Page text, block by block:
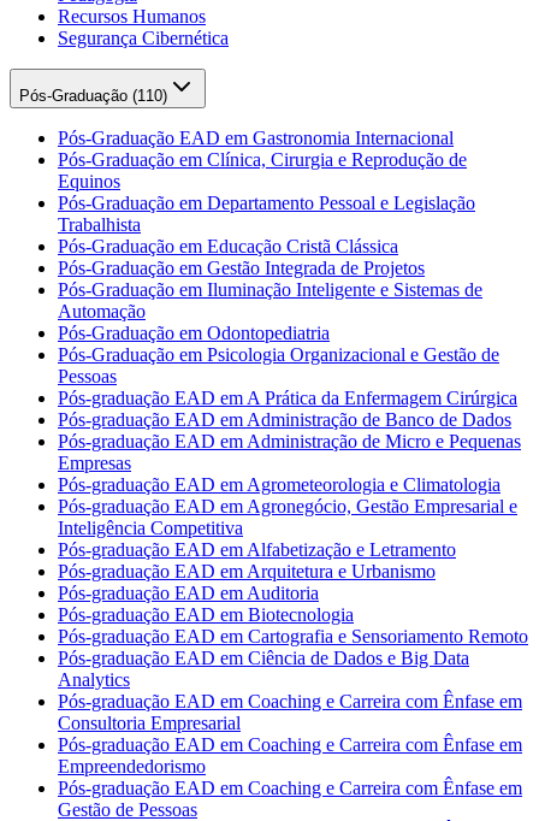
Recursos Humanos
Segurança Cibernética
Pós-Graduação (110)
Pós-Graduação EAD em Gastronomia Internacional
Pós-Graduação em Clínica, Cirurgia e Reprodução de
Equinos
Pós-Graduação em Departamento Pessoal e Legislação
Trabalhista
Pós-Graduação em Educação Cristã Clássica
Pós-Graduação em Gestão Integrada de Projetos
Pós-Graduação em Iluminação Inteligente e Sistemas de
Automação
Pós-Graduação em Odontopediatria
Pós-Graduação em Psicologia Organizacional e Gestão de
Pessoas
Pós-graduação EAD em A Prática da Enfermagem Cirúrgica
Pós-graduação EAD em Administração de Banco de Dados
Pós-graduação EAD em Administração de Micro e Pequenas
Empresas
Pós-graduação EAD em Agrometeorologia e Climatologia
Pós-graduação EAD em Agronegócio, Gestão Empresarial e
Inteligência Competitiva
Pós-graduação EAD em Alfabetização e Letramento
Pós-graduação EAD em Arquitetura e Urbanismo
Pós-graduação EAD em Auditoria
Pós-graduação EAD em Biotecnologia
Pós-graduação EAD em Cartografia e Sensoriamento Remoto
Pós-graduação EAD em Ciência de Dados e Big Data
Analytics
Pós-graduação EAD em Coaching e Carreira com Ênfase em
Consultoria Empresarial
Pós-graduação EAD em Coaching e Carreira com Ênfase em
Empreendedorismo
Pós-graduação EAD em Coaching e Carreira com Ênfase em
Gestão de Pessoas